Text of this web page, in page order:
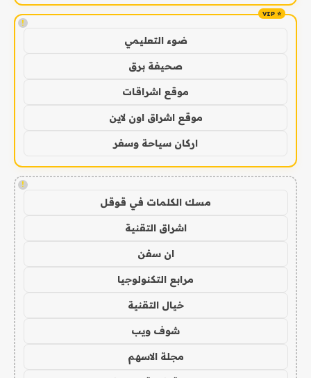
!
ضوء التعليمي
صحيفة برق
موقع اشراقات
موقع اشراق اون لاين
اركان سياحة وسفر
!
مسك الكلمات في قوقل
اشراق التقنية
ان سفن
مرابع التكنولوجيا
خيال التقنية
شوف ويب
مجلة الاسهم